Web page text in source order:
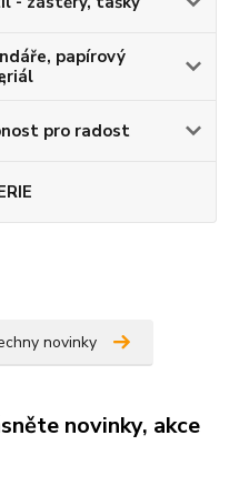
papírový
pro radost
novinky
novinky, akce